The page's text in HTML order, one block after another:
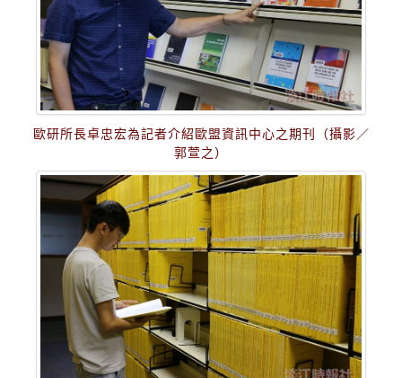
歐研所長卓忠宏為記者介紹歐盟資訊中心之期刊（攝影／
郭萱之）